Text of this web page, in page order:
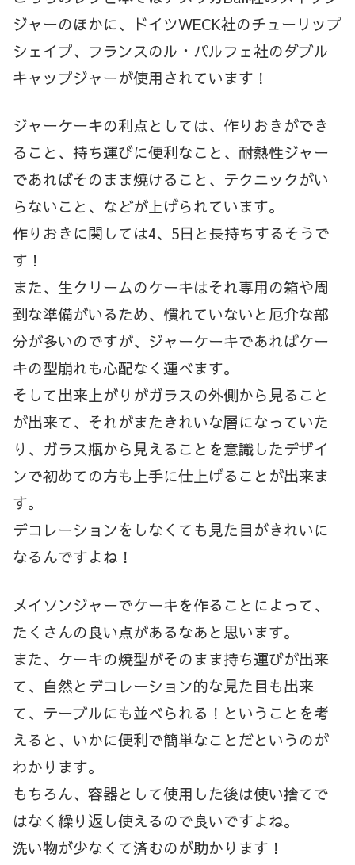
ジャーのほかに、ドイツWECK社のチューリップ
シェイプ、フランスのル・パルフェ社のダブル
キャップジャーが使用されています！
ジャーケーキの利点としては、作りおきができ
ること、持ち運びに便利なこと、耐熱性ジャー
であればそのまま焼けること、テクニックがい
らないこと、などが上げられています。
作りおきに関しては4、5日と長持ちするそうで
す！
また、生クリームのケーキはそれ専用の箱や周
到な準備がいるため、慣れていないと厄介な部
分が多いのですが、ジャーケーキであればケー
キの型崩れも心配なく運べます。
そして出来上がりがガラスの外側から見ること
が出来て、それがまたきれいな層になっていた
り、ガラス瓶から見えることを意識したデザイ
ンで初めての方も上手に仕上げることが出来ま
す。
デコレーションをしなくても見た目がきれいに
なるんですよね！
メイソンジャーでケーキを作ることによって、
たくさんの良い点があるなあと思います。
また、ケーキの焼型がそのまま持ち運びが出来
て、自然とデコレーション的な見た目も出来
て、テーブルにも並べられる！ということを考
えると、いかに便利で簡単なことだというのが
わかります。
もちろん、容器として使用した後は使い捨てで
はなく繰り返し使えるので良いですよね。
洗い物が少なくて済むのが助かります！